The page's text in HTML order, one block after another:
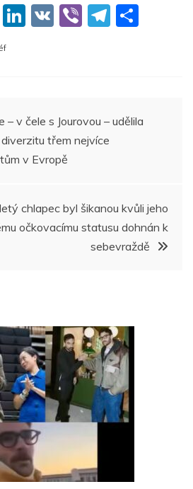
M
e
ss
Li
n
V
Vi T
m
– v čele s Jourovou – udělila
třem nejvíce
v Evropě
chlapec byl šikanou kvůli jeho
očkovacímu statusu dohnán k
sebevraždě